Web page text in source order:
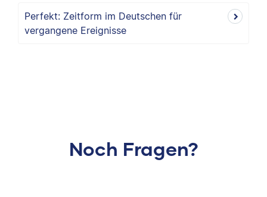
Perfekt: Zeitform im Deutschen für
vergangene Ereignisse
Noch Fragen?